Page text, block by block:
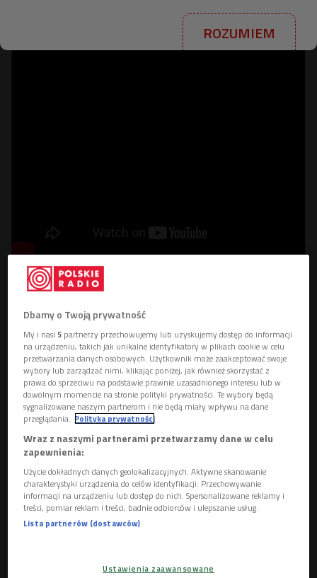
ROZUMIEM
Syd Barrett wydał tylko dwa solowe albumy oraz dwa z Pink
mityczna figura niż realnie istniejąca postać.
Zapowiadał się jednak na najbardziej utalentowanego autora
w historii rocka. Gdy w początkowej fazie istnienia Pink Floyd
odeszli od r&b i bluesa w stronę psychodelicznego rocka i
improwizacji, Barrett stał się szybko naturalnym liderem
formacji i jej głównym kompozytorem. Naszpikowany
kompozycjami jego autorstwa, debiutancki album Pink Floyd,
"The Piper at the Gates of Dawn" (1967), wydany w tym
samym roku, co "Sierżant Pieprz" Beatlesów to na dobrą
sprawę początek psychodelicznego rocka. Był innowatorem,
jeśli chodzi o technikę gry na gitarze - użycie echa, przesteru,
delayu, taśm. Jednym z jego patentów było przepuszczanie
Dbamy o Twoją prywatność
My i nasi5 partnerzy przechowujemy lub uzyskujemy dostęp do informacji
na urządzeniu, takich jak unikalne identyfikatory w plikach cookie w celu
przetwarzania danych osobowych. Użytkownik może zaakceptować swoje
wybory lub zarządzać nimi, klikając poniżej, jak również skorzystać z
prawa do sprzeciwu na podstawie prawnie uzasadnionego interesu lub w
dowolnym momencie na stronie polityki prywatności. Te wybory będą
sygnalizowane naszym partnerom i nie będą miały wpływu na dane
przeglądania. Polityka prywatności
Wraz z naszymi partnerami przetwarzamy dane w celu
zapewnienia:
Użycie dokładnych danych geolokalizacyjnych. Aktywne skanowanie
charakterystyki urządzenia do celów identyfikacji. Przechowywanie
informacji na urządzeniu lub dostęp do nich. Spersonalizowane reklamy i
treści, pomiar reklam i treści, badnie odbiorców i ulepszanie usług.
Lista partnerów (dostawców)
Ustawienia zaawansowane